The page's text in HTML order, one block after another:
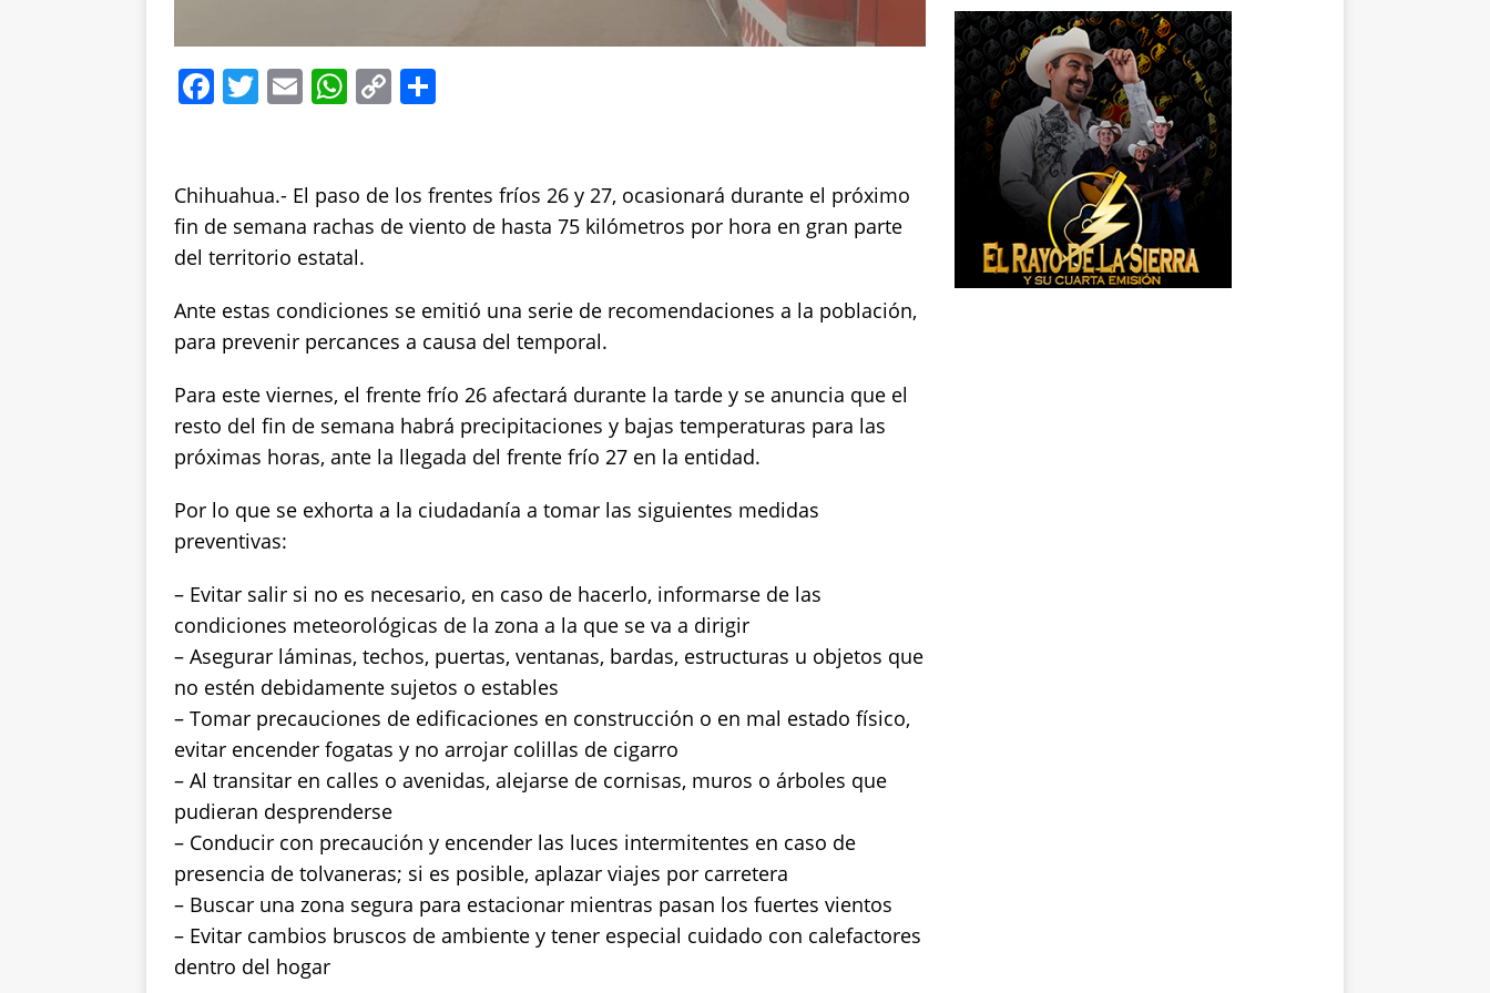
F
e
b
o
o
k
T
te
r
E
l
W
s
A
p
p
C
y
Li
k
re
Chihuahua.- El paso de los frentes fríos 26 y 27, ocasionará durante el próximo
fin de semana rachas de viento de hasta 75 kilómetros por hora en gran parte
del territorio estatal.
Ante estas condiciones se emitió una serie de recomendaciones a la población,
para prevenir percances a causa del temporal.
Para este viernes, el frente frío 26 afectará durante la tarde y se anuncia que el
resto del fin de semana habrá precipitaciones y bajas temperaturas para las
próximas horas, ante la llegada del frente frío 27 en la entidad.
Por lo que se exhorta a la ciudadanía a tomar las siguientes medidas
preventivas:
– Evitar salir si no es necesario, en caso de hacerlo, informarse de las
condiciones meteorológicas de la zona a la que se va a dirigir
– Asegurar láminas, techos, puertas, ventanas, bardas, estructuras u objetos que
no estén debidamente sujetos o estables
– Tomar precauciones de edificaciones en construcción o en mal estado físico,
evitar encender fogatas y no arrojar colillas de cigarro
– Al transitar en calles o avenidas, alejarse de cornisas, muros o árboles que
pudieran desprenderse
– Conducir con precaución y encender las luces intermitentes en caso de
presencia de tolvaneras; si es posible, aplazar viajes por carretera
– Buscar una zona segura para estacionar mientras pasan los fuertes vientos
– Evitar cambios bruscos de ambiente y tener especial cuidado con calefactores
dentro del hogar